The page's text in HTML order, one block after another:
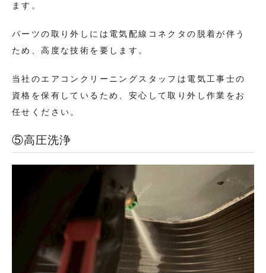
ます。
パーツの取り外しには電気配線コネクタの脱着が伴う
ため、高度な技術を要します。
当社のエアコンクリーニングスタッフは電気工事士の
資格を保有しているため、安心して取り外し作業をお
任せください。
⑤高圧洗浄